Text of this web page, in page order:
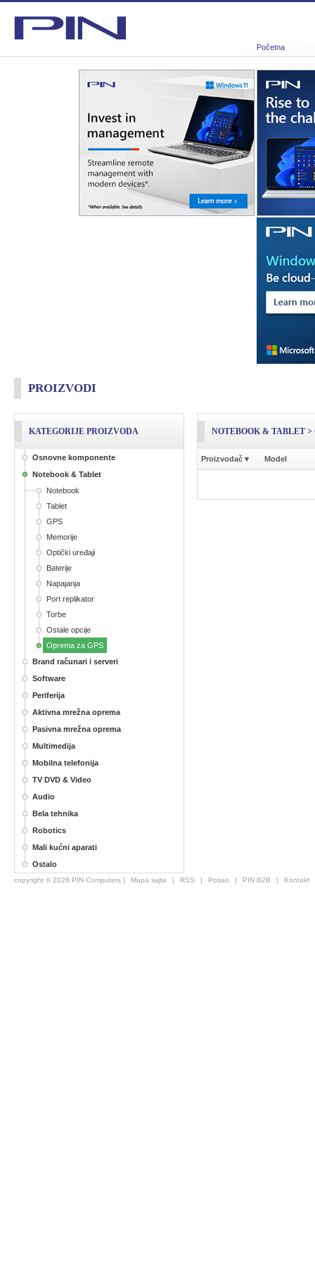
Početna
PROIZVODI
KATEGORIJE PROIZVODA
Osnovne komponente
Notebook & Tablet
Notebook
Tablet
GPS
Memorije
Optički uređaji
Baterije
Napajanja
Port replikator
Torbe
Ostale opcije
Oprema za GPS
Brand računari i serveri
Software
Periferija
Aktivna mrežna oprema
Pasivna mrežna oprema
Multimedija
Mobilna telefonija
TV DVD & Video
Audio
Bela tehnika
Robotics
Mali kućni aparati
Ostalo
NOTEBOOK & TABLET >
Proizvodač ▾ Model
copyright © 2026 PIN Computers | Mapa sajta | RSS | Posao | PIN B2B | Kontakt